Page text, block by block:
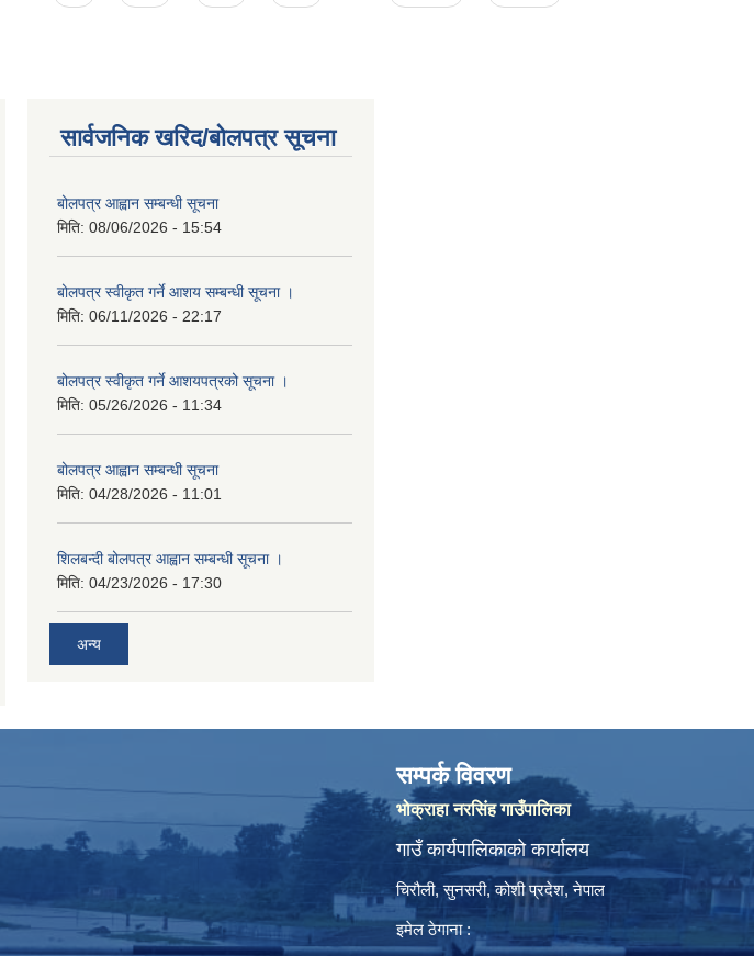
सार्वजनिक खरिद/बोलपत्र सूचना
बोलपत्र आह्वान सम्बन्धी सूचना
मिति: 08/06/2026 - 15:54
बोलपत्र स्वीकृत गर्ने आशय सम्बन्धी सूचना ।
मिति: 06/11/2026 - 22:17
बोलपत्र स्वीकृत गर्ने आशयपत्रको सूचना ।
मिति: 05/26/2026 - 11:34
बोलपत्र आह्वान सम्बन्धी सूचना
मिति: 04/28/2026 - 11:01
शिलबन्दी बोलपत्र आह्वान सम्बन्धी सूचना ।
मिति: 04/23/2026 - 17:30
अन्य
सम्पर्क विवरण
भोक्राहा नरसिंह गाउँपालिका
गाउँ कार्यपालिकाको कार्यालय
चिरौली, सुनसरी, कोशी प्रदेश, नेपाल
इमेल ठेगाना :